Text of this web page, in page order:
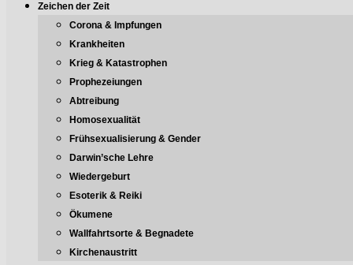
Zeichen der Zeit
Corona & Impfungen
Krankheiten
Krieg & Katastrophen
Prophezeiungen
Abtreibung
Homosexualität
Frühsexualisierung & Gender
Darwin’sche Lehre
Wiedergeburt
Esoterik & Reiki
Ökumene
Wallfahrtsorte & Begnadete
Kirchenaustritt